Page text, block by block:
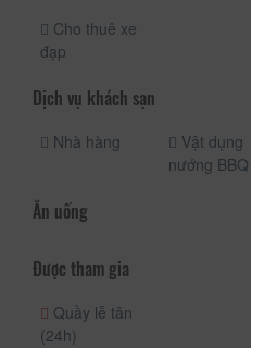
Cho thuê xe
đạp
Dịch vụ khách sạn
Nhà hàng
Vật dụng
nướng BBQ
Ăn uống
Được tham gia
Quầy lễ tân
(24h)